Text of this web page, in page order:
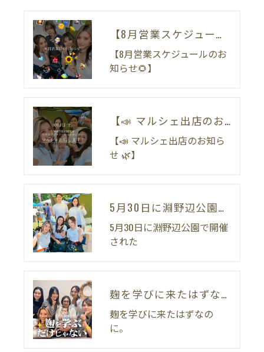
【8月営業スケジュールのお知らせ🌻】
【8月営業スケジュールのお
知らせ🌻】
【📣 マルシェ出店のお知らせ 🌿】
【📣 マルシェ出店のお知ら
せ 🌿】
5月30日に淵野辺公園で開催された
5月30日に淵野辺公園で開催
された
麹を学びに来たはずなのに。
麹を学びに来たはずなの
に。